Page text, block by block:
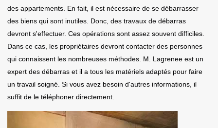
des appartements. En fait, il est nécessaire de se débarrasser
des biens qui sont inutiles. Donc, des travaux de débarras
devront s'effectuer. Ces opérations sont assez souvent difficiles.
Dans ce cas, les propriétaires devront contacter des personnes
qui connaissent les nombreuses méthodes. M. Lagrenee est un
expert des débarras et il a tous les matériels adaptés pour faire
un travail soigné. Si vous avez besoin d'autres informations, il
suffit de le téléphoner directement.